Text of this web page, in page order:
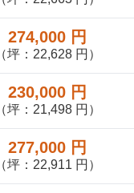
274,000 円
（坪：22,628 円）
230,000 円
（坪：21,498 円）
277,000 円
（坪：22,911 円）